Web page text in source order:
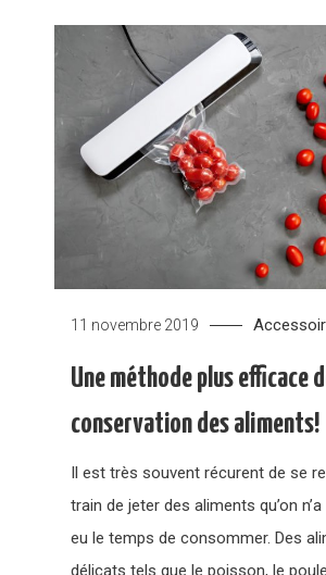
11 novembre 2019
Une méthode plus efficace
conservation des aliments!
Il est très souvent récurent de se
train de jeter des aliments qu’on
eu le temps de consommer. Des
délicats tels que le poisson, le